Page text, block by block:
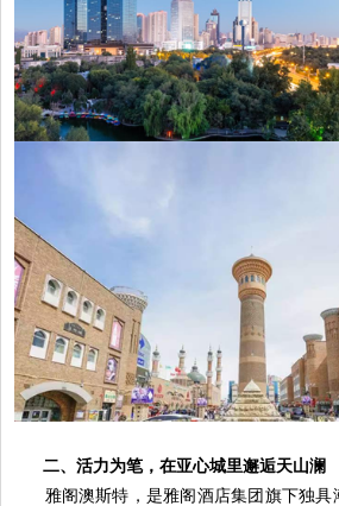
二、活力为笔，在亚心城里邂逅天山澜
雅阁澳斯特，是雅阁酒店集团旗下独